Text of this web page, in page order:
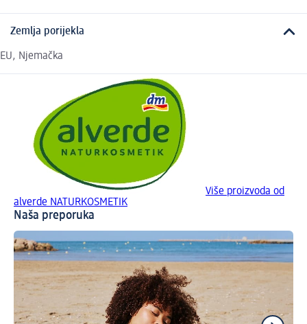
Zemlja porijekla
EU, Njemačka
Više proizvoda od
alverde NATURKOSMETIK
Naša preporuka